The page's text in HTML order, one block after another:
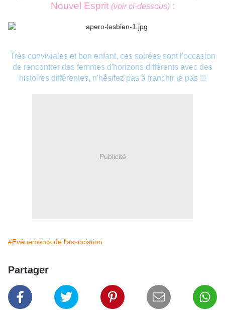
Nouvel Esprit (voir ci-dessous):
Très conviviales et bon enfant, ces soirées sont l'occasion
de rencontrer des femmes d'horizons différents avec des
histoires différentes, n'hésitez pas à franchir le pas !!!
Publicité
#Evénements de l'association
Partager